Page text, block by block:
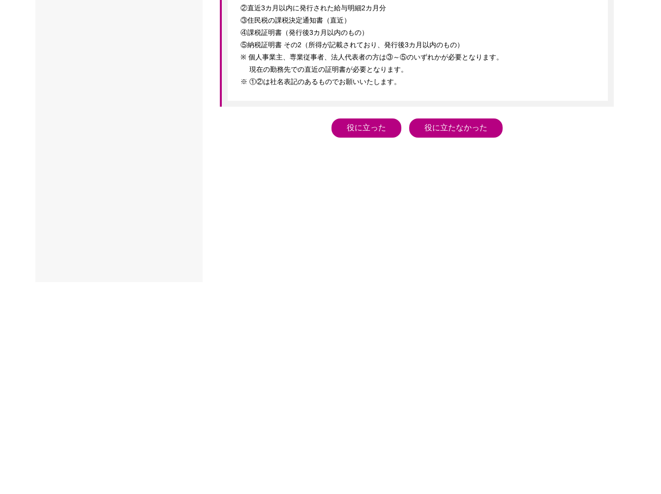
②直近3カ月以内に発行された給与明細2カ月分
③住民税の課税決定通知書（直近）
④課税証明書（発行後3カ月以内のもの）
⑤納税証明書 その2（所得が記載されており、発行後3カ月以内のもの）
※ 個人事業主、専業従事者、法人代表者の方は③～⑤のいずれかが必要となります。
現在の勤務先での直近の証明書が必要となります。
※ ①②は社名表記のあるものでお願いいたします。
役に立った 役に立たなかった